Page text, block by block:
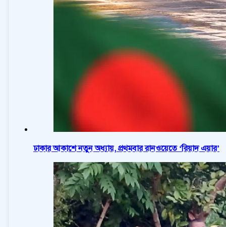
ঢাকার আকাশে নতুন অধ্যায়, প্রথমবার রানওয়েতে ‘রিয়াদ এয়ার’